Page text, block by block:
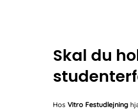
Skal du
Hos Vitro Festudlejning